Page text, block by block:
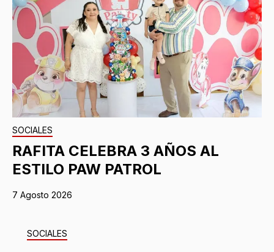
SOCIALES
RAFITA CELEBRA 3 AÑOS AL
ESTILO PAW PATROL
7 Agosto 2026
SOCIALES